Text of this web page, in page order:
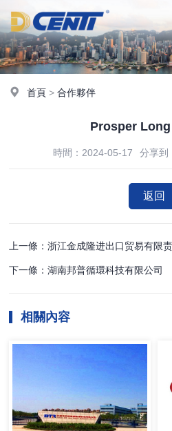
首頁 >合作夥伴
Prosper
時間：2024-05-17 分享到
返回
上一條：浙江金成隆进出口贸易有限
下一條：湖南邦普循環科技有限公司
相關內容